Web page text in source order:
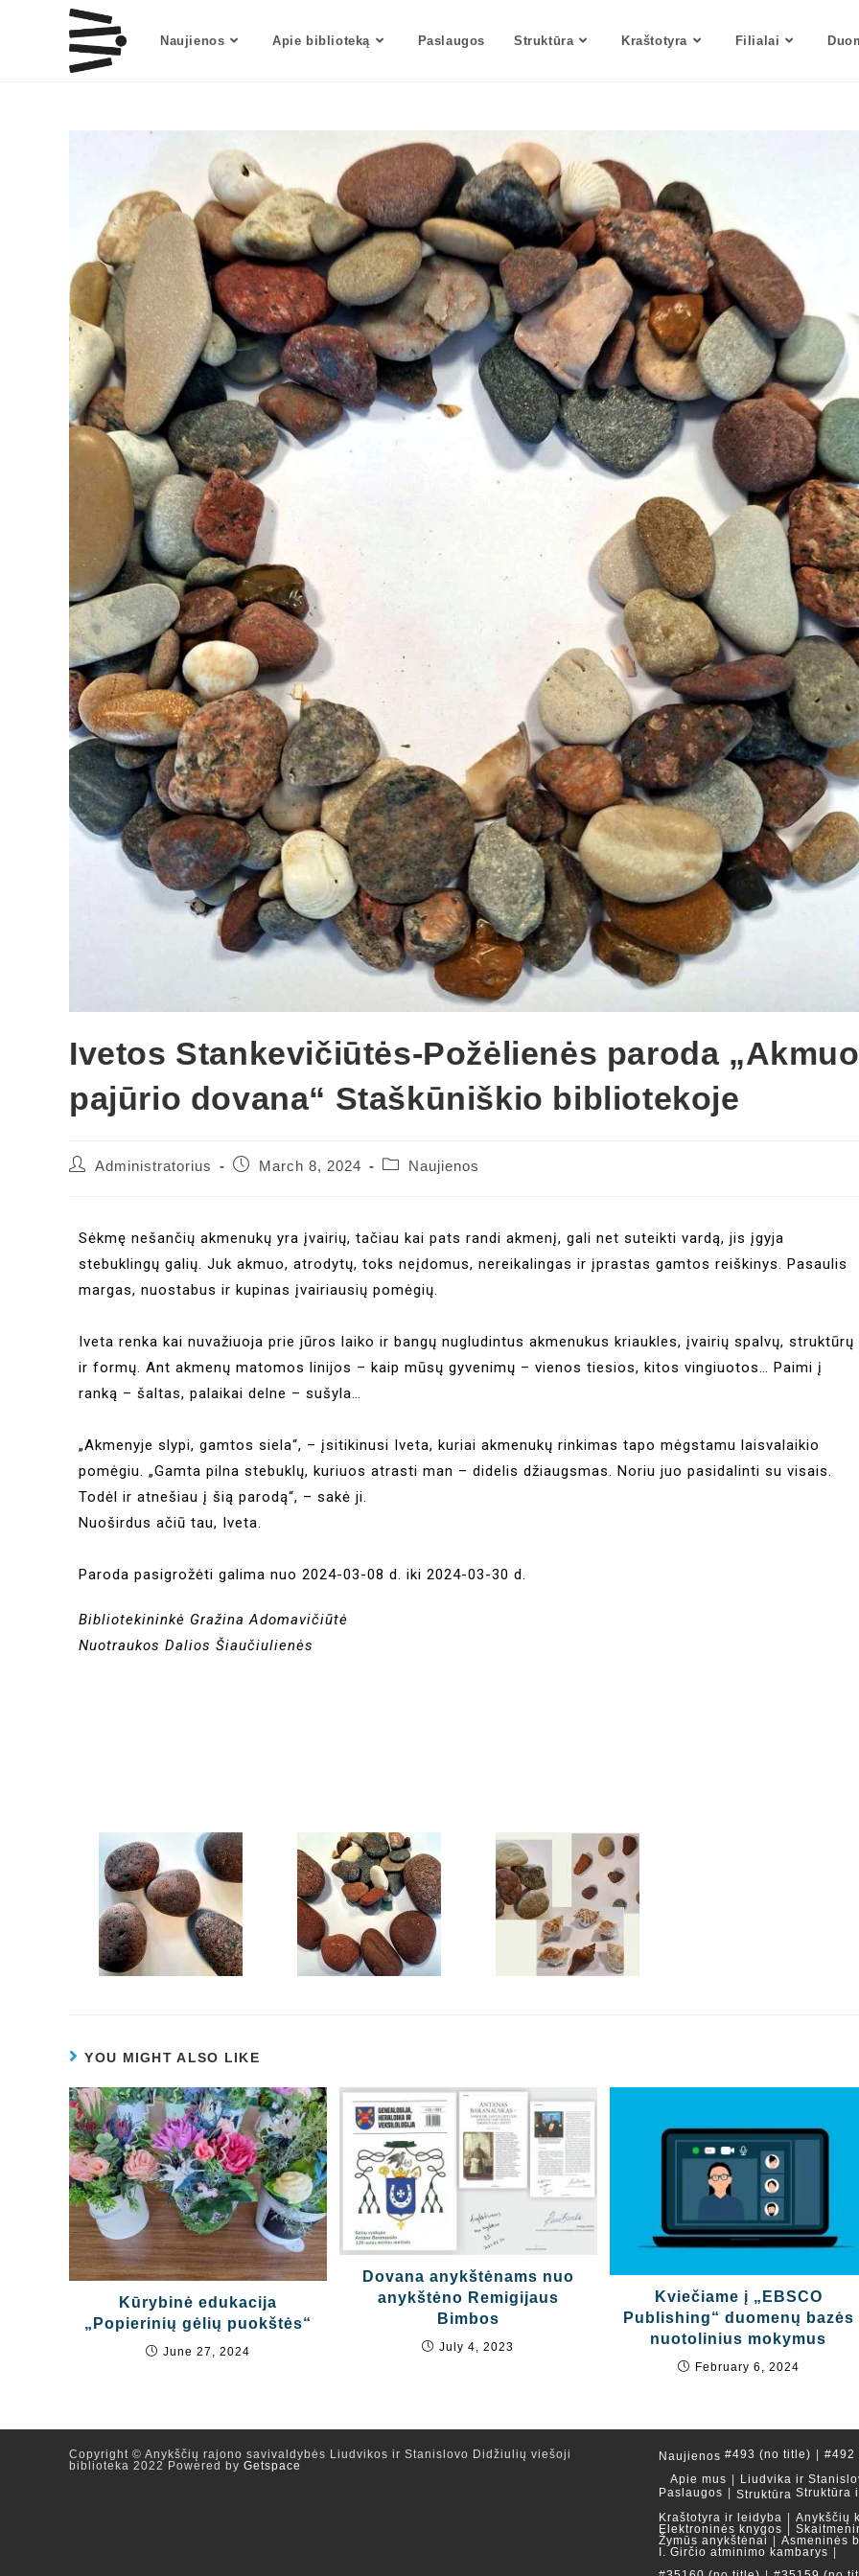
Naujienos Apie biblioteką Paslaugos Struktūra Kraštotyra Filialai
Ivetos Stankevičiūtės-Požėlienės paroda „Akmuo
pajūrio dovana“ Staškūniškio bibliotekoje
Administratorius March 8, 2024 Naujienos
Sėkmę nešančių akmenukų yra įvairių, tačiau kai pats randi akmenį, gali net suteikti vardą, jis įgyja
stebuklingų galių. Juk akmuo, atrodytų, toks neįdomus, nereikalingas ir įprastas gamtos reiškinys. Pasaulis
margas, nuostabus ir kupinas įvairiausių pomėgių.
Iveta renka kai nuvažiuoja prie jūros laiko ir bangų nugludintus akmenukus kriaukles, įvairių spalvų, struktūrų
ir formų. Ant akmenų matomos linijos – kaip mūsų gyvenimų – vienos tiesios, kitos vingiuotos… Paimi į
ranką – šaltas, palaikai delne – sušyla…
„Akmenyje slypi, gamtos siela“, – įsitikinusi Iveta, kuriai akmenukų rinkimas tapo mėgstamu laisvalaikio
pomėgiu. „Gamta pilna stebuklų, kuriuos atrasti man – didelis džiaugsmas. Noriu juo pasidalinti su visais.
Todėl ir atnešiau į šią parodą“, – sakė ji.
Nuoširdus ačiū tau, Iveta.
Paroda pasigrožėti galima nuo 2024-03-08 d. iki 2024-03-30 d.
Bibliotekininkė Gražina Adomavičiūtė
Nuotraukos Dalios Šiaučiulienės
YOU MIGHT ALSO LIKE
Kūrybinė edukacija
„Popierinių gėlių puokštės“
June 27, 2024
Dovana anykštėnams nuo
anykštėno Remigijaus
Bimbos
July 4, 2023
Kviečiame į „EBSCO
Publishing“ duomenų bazės
nuotolinius mokymus
February 6, 2024
Naujienos #493 (no title)
#492
Apie mus
Liudvika ir
Paslaugos
Struktūra Struktūra
Kraštotyra ir leidyba
Anykščių
Elektroninės knygos
Žymūs anykštėnai
Asmeninės
I. Girčio atminimo kambarys
Copyright © Anykščių rajono savivaldybės Liudvikos ir Stanislovo Didžiulių viešoji
biblioteka 2022 Powered by Getspace